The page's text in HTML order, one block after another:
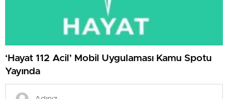
‘Hayat 112 Acil’ Mobil Uygulaması Kamu Spotu
Yayında